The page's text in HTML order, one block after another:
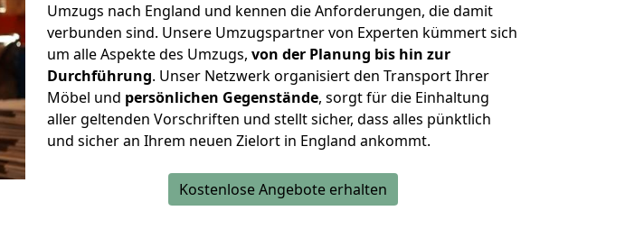
Umzugs nach England und kennen die Anforderungen, die damit
verbunden sind. Unsere Umzugspartner von Experten kümmert sich
um alle Aspekte des Umzugs, von der Planung bis hin zur
Durchführung. Unser Netzwerk organisiert den Transport Ihrer
Möbel und persönlichen Gegenstände, sorgt für die Einhaltung
aller geltenden Vorschriften und stellt sicher, dass alles pünktlich
und sicher an Ihrem neuen Zielort in England ankommt.
Kostenlose Angebote erhalten